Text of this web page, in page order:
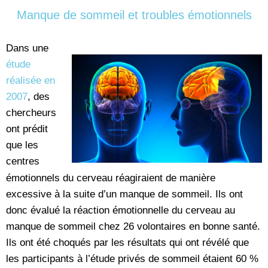
Manque de sommeil et troubles émotionnels
Dans une
étude
réalisée en
2007, des
chercheurs
ont prédit
que les
centres
émotionnels du cerveau réagiraient de manière
excessive à la suite d’un manque de sommeil. Ils ont
donc évalué la réaction émotionnelle du cerveau au
manque de sommeil chez 26 volontaires en bonne santé.
Ils ont été choqués par les résultats qui ont révélé que
les participants à l’étude privés de sommeil étaient 60 %